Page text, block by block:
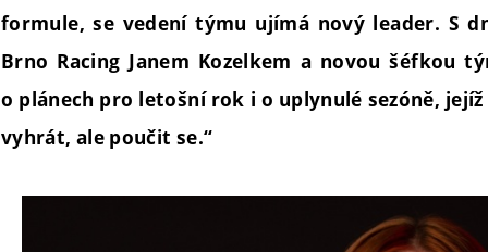
formule, se vedení týmu ujímá nový leader. S
Brno Racing Janem Kozelkem a novou šéfkou
o plánech pro letošní rok i o uplynulé sezóně,
vyhrát, ale poučit se.“